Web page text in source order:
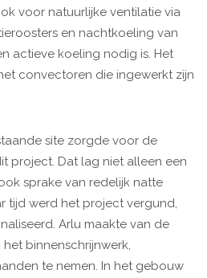
voor natuurlijke ventilatie via
en nachtkoeling van
actieve koeling nodig is. Het
convectoren die ingewerkt zijn
site zorgde voor de
project. Dat lag niet alleen een
sprake van redelijk natte
tijd werd het project vergund,
Arlu maakte van de
binnenschrijnwerk,
te nemen. In het gebouw